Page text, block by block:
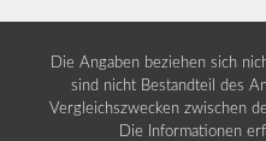
Die Angaben beziehen sich
sind nicht Bestandteil des
Vergleichszwecken zwischen
Die Informationen